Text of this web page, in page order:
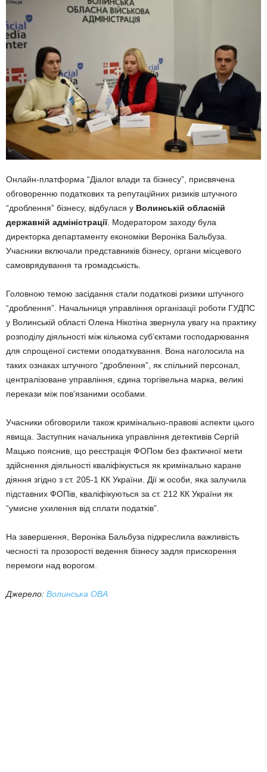
Онлайн-платформа “Діалог влади та бізнесу”, присвячена
обговоренню податкових та репутаційних ризиків штучного
“дроблення” бізнесу, відбулася у Волинській обласній
державній адміністрації. Модератором заходу була
директорка департаменту економіки Вероніка Бальбуза.
Учасники включали представників бізнесу, органи місцевого
самоврядування та громадськість.
Головною темою засідання стали податкові ризики штучного
“дроблення”. Начальниця управління організації роботи ГУДПС
у Волинській області Олена Нікотіна звернула увагу на практику
розподілу діяльності між кількома суб’єктами господарювання
для спрощеної системи оподаткування. Вона наголосила на
таких ознаках штучного “дроблення”, як спільний персонал,
централізоване управління, єдина торгівельна марка, великі
перекази між пов’язаними особами.
Учасники обговорили також кримінально-правові аспекти цього
явища. Заступник начальника управління детективів Сергій
Мацько пояснив, що реєстрація ФОПом без фактичної мети
здійснення діяльності кваліфікується як кримінально каране
діяння згідно з ст. 205-1 КК України. Дії ж особи, яка залучила
підставних ФОПів, кваліфікуються за ст. 212 КК України як
“умисне ухилення від сплати податків”.
На завершення, Вероніка Бальбуза підкреслила важливість
чесності та прозорості ведення бізнесу задля прискорення
перемоги над ворогом.
Джерело: Волинська ОВА